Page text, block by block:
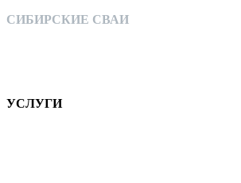
СИБИРСКИЕ СВАИ
УСЛУГИ